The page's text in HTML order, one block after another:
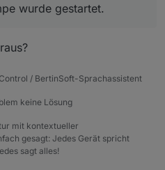
und auf gitub verfügbar
wurde gestartet.
/ BertinSoft-Sprachassistent
keine Lösung
mit kontextueller
gesagt: Jedes Gerät spricht
sagt alles!